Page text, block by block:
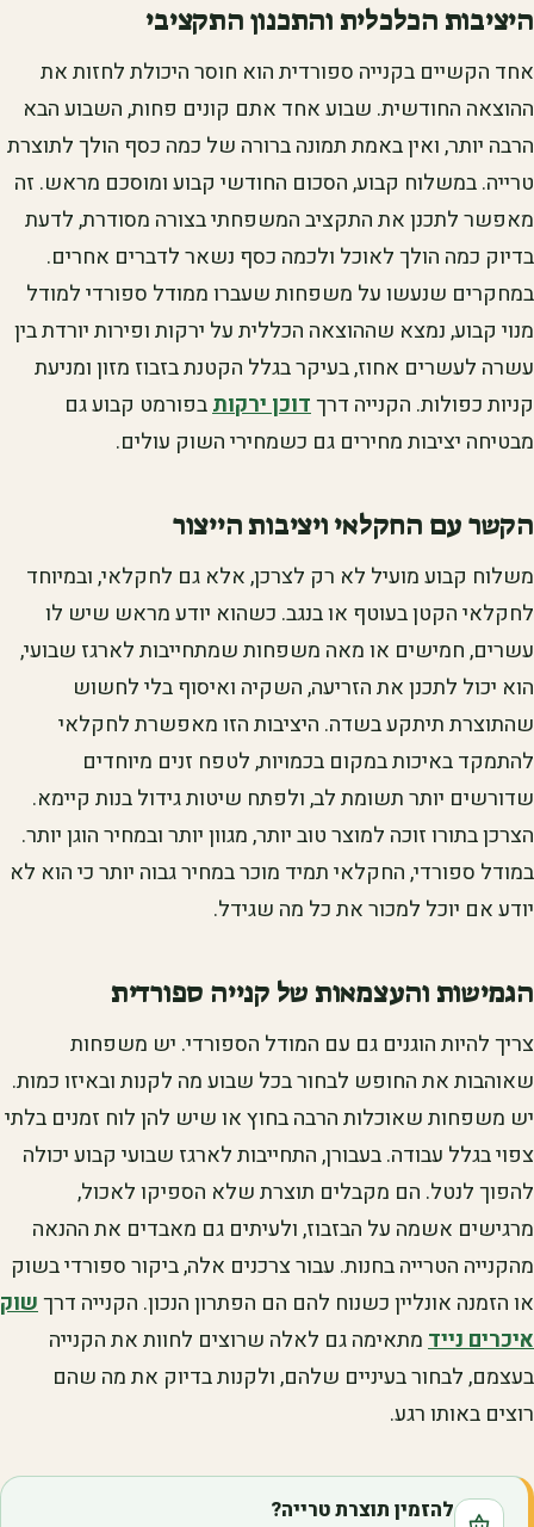
היציבות הכלכלית והתכנון התקציבי
אחד הקשיים בקנייה ספורדית הוא חוסר היכולת לחזות את
ההוצאה החודשית. שבוע אחד אתם קונים פחות, השבוע הבא
הרבה יותר, ואין באמת תמונה ברורה של כמה כסף הולך לתוצרת
טרייה. במשלוח קבוע, הסכום החודשי קבוע ומוסכם מראש. זה
מאפשר לתכנן את התקציב המשפחתי בצורה מסודרת, לדעת
בדיוק כמה הולך לאוכל ולכמה כסף נשאר לדברים אחרים.
במחקרים שנעשו על משפחות שעברו ממודל ספורדי למודל
מנוי קבוע, נמצא שההוצאה הכללית על ירקות ופירות יורדת בין
עשרה לעשרים אחוז, בעיקר בגלל הקטנת בזבוז מזון ומניעת
קניות כפולות. הקנייה דרךדוכן ירקותבפורמט קבוע גם
מבטיחה יציבות מחירים גם כשמחירי השוק עולים.
הקשר עם החקלאי ויציבות הייצור
משלוח קבוע מועיל לא רק לצרכן, אלא גם לחקלאי, ובמיוחד
לחקלאי הקטן בעוטף או בנגב. כשהוא יודע מראש שיש לו
עשרים, חמישים או מאה משפחות שמתחייבות לארגז שבועי,
הוא יכול לתכנן את הזריעה, השקיה ואיסוף בלי לחשוש
שהתוצרת תיתקע בשדה. היציבות הזו מאפשרת לחקלאי
להתמקד באיכות במקום בכמויות, לטפח זנים מיוחדים
שדורשים יותר תשומת לב, ולפתח שיטות גידול בנות קיימא.
הצרכן בתורו זוכה למוצר טוב יותר, מגוון יותר ובמחיר הוגן יותר.
במודל ספורדי, החקלאי תמיד מוכר במחיר גבוה יותר כי הוא לא
יודע אם יוכל למכור את כל מה שגידל.
הגמישות והעצמאות של קנייה ספורדית
צריך להיות הוגנים גם עם המודל הספורדי. יש משפחות
שאוהבות את החופש לבחור בכל שבוע מה לקנות ובאיזו כמות.
יש משפחות שאוכלות הרבה בחוץ או שיש להן לוח זמנים בלתי
צפוי בגלל עבודה. בעבורן, התחייבות לארגז שבועי קבוע יכולה
להפוך לנטל. הם מקבלים תוצרת שלא הספיקו לאכול,
מרגישים אשמה על הבזבוז, ולעיתים גם מאבדים את ההנאה
מהקנייה הטרייה בחנות. עבור צרכנים אלה, ביקור ספורדי בשוק
או הזמנה אונליין כשנוח להם הם הפתרון הנכון. הקנייה דרךשוק
איכרים ניידמתאימה גם לאלה שרוצים לחוות את הקנייה
בעצמם, לבחור בעיניים שלהם, ולקנות בדיוק את מה שהם
רוצים באותו רגע.
להזמין תוצרת טרייה?